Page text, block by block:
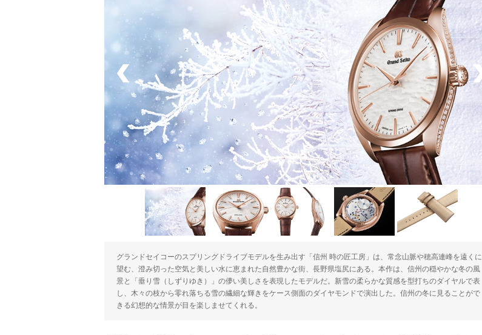
グランドセイコーのスプリングドライブモデルを生み出す「信州 時の匠工房」は、常念山脈や穂高連峰を遠くに
望む、澄み切った空気と美しい水に恵まれた自然豊かな街、長野県塩尻にある。本作は、信州の穏やかな冬の風
景と「垂り雪（しずりゆき）」の儚い美しさを表現したモデルだ。新雪の柔らかな質感を型打ちのダイヤルで表
し、木々の枝から零れ落ちる雪の繊細な輝きをケース側面のダイヤモンドで演出した。信州の冬に見ることがで
きる幻想的な情景が目を楽しませてくれる。